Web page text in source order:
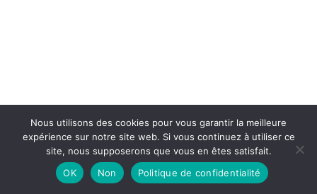
Neve| Propulsé parWordPress
Nous utilisons des cookies pour vous garantir la meilleure
expérience sur notre site web. Si vous continuez à utiliser ce
site, nous supposerons que vous en êtes satisfait.
OK
Non Politique de confidentialité